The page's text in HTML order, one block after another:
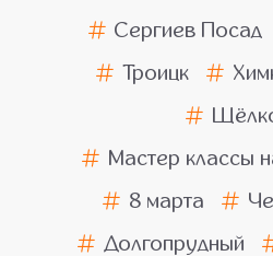
Сергиев Посад
Троицк
Мастер классы
8 марта
Долгопрудный